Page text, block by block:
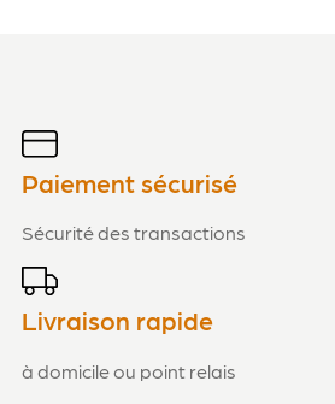
Paiement sécurisé
Sécurité des transactions
Livraison rapide
à domicile ou point relais